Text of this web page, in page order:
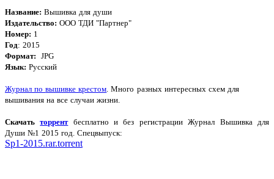
Название: Вышивка для души
Издательство: ООО ТДИ "Партнер"
Номер: 1
Год: 2015
Формат: JPG
Язык:Русский
Журнал повышивке крестом . Много разных интересных схем для
вышивания на все случаи жизни.
Скачатьторрентбесплатно и без регистрации Журнал Вышивка для
Души №1 2015 год. Спецвыпуск:
Sp1-2015.rar.torrent